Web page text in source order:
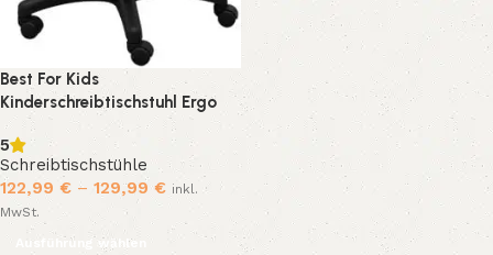
Best For Kids
Kinderschreibtischstuhl Ergo
Drehstuhl mit Armlehnen,
verstellbar, Gaming Design
5
Schreibtischstühle
122,99 € – 129,99€ inkl.
MwSt.
Ausführung wählen